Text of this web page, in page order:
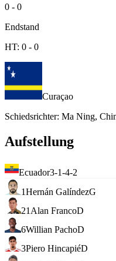
0 - 0
Endstand
HT: 0 - 0
Curaçao
Schiedsrichter: Ma Ning,
Aufstellung
Ecuador3-1-4-2
1Hernán GalíndezG
21 Alan FrancoD
6Willian PachoD
3Piero HincapiéD